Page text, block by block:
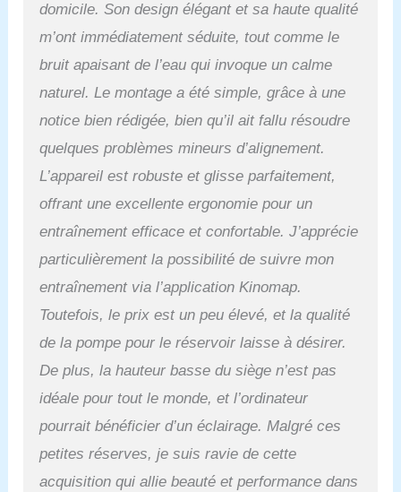
large écran LCD lumineux
est facile à utiliser et peut
être connecté à
l'application Kinomap, et
à la ceinture cardiaque
vendue séparément, pour
un suivi optimal de
l'entraînement. ✔
CONFORTABLE : le
rameur est équipé de
roulettes de transport et
se place en position
verticale pour un
Les pédales réglables, le
support pour
tablette/smartphone et les
instructions de montage
et d'utilisation détaillées
expérience de rameur
tout à fait confortable.
domicile. Son design élégant et sa haute qualité
m’ont immédiatement séduite, tout comme le
bruit apaisant de l’eau qui invoque un calme
naturel. Le montage a été simple, grâce à une
notice bien rédigée, bien qu’il ait fallu résoudre
quelques problèmes mineurs d’alignement.
L’appareil est robuste et glisse parfaitement,
offrant une excellente ergonomie pour un
entraînement efficace et confortable. J’apprécie
particulièrement la possibilité de suivre mon
entraînement via l’application Kinomap.
Toutefois, le prix est un peu élevé, et la qualité
de la pompe pour le réservoir laisse à désirer.
De plus, la hauteur basse du siège n’est pas
idéale pour tout le monde, et l’ordinateur
pourrait bénéficier d’un éclairage. Malgré ces
petites réserves, je suis ravie de cette
acquisition qui allie beauté et performance dans